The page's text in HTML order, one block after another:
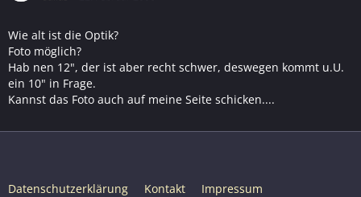
Wie alt ist die Optik?
Foto möglich?
Hab nen 12", der ist aber recht schwer, deswegen kommt u.U.
ein 10" in Frage.
Kannst das Foto auch auf meine Seite schicken....
Datenschutzerklärung Kontakt Impressum